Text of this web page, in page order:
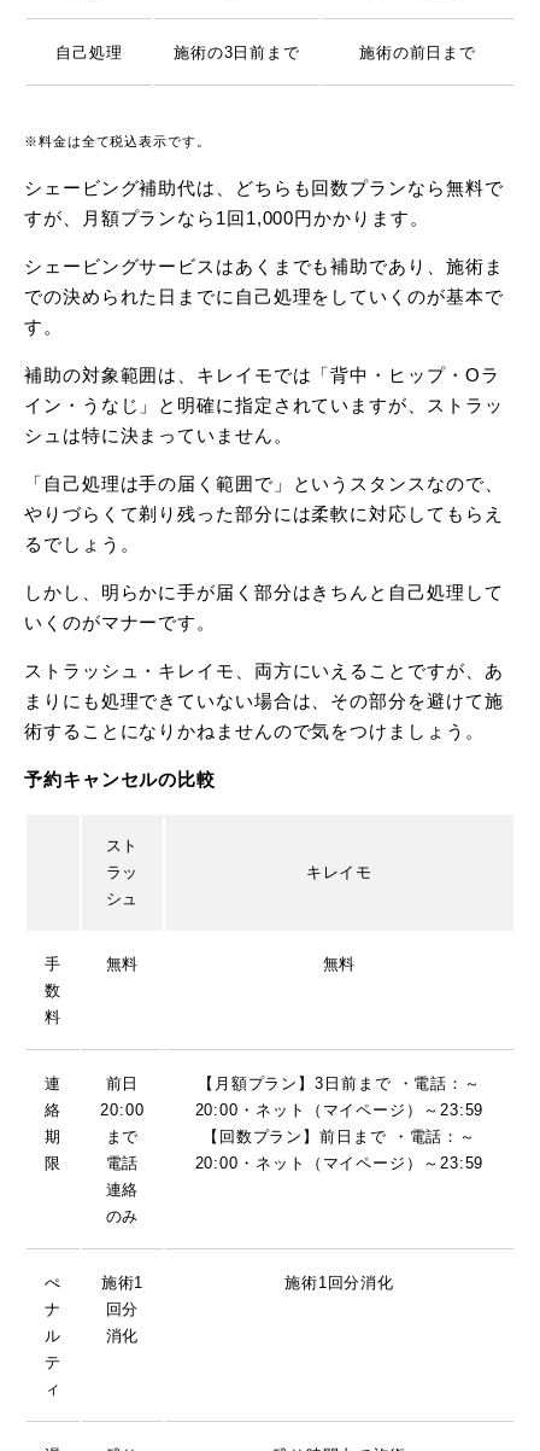
自己処理 施術の3日前まで 施術の前日まで
※料金は全て税込表示です。
シェービング補助代は、どちらも回数プランなら無料で
すが、月額プランなら1回1,000円かかります。
シェービングサービスはあくまでも補助であり、施術ま
での決められた日までに自己処理をしていくのが基本で
す。
補助の対象範囲は、キレイモでは「背中・ヒップ・Oラ
イン・うなじ」と明確に指定されていますが、ストラッ
シュは特に決まっていません。
「自己処理は手の届く範囲で」というスタンスなので、
やりづらくて剃り残った部分には柔軟に対応してもらえ
るでしょう。
しかし、明らかに手が届く部分はきちんと自己処理して
いくのがマナーです。
ストラッシュ・キレイモ、両方にいえることですが、あ
まりにも処理できていない場合は、その部分を避けて施
術することになりかねませんので気をつけましょう。
予約キャンセルの比較
スト
ラッ
シュ
キレイモ
手
数
料
無料 無料
連
絡
期
限
前日
20:00
まで
電話
連絡
のみ
【月額プラン】3日前まで ・電話：～
20:00・ネット（マイページ）～23:59
【回数プラン】前日まで ・電話：～
20:00・ネット（マイページ）～23:59
ぺ
ナ
ル
テ
ィ
施術1
回分
消化
施術1回分消化